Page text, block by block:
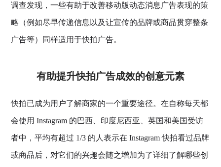
调查发现，一些有助于改善移动版动态消息广告表现的策
略（例如尽早传递信息以及让宣传的品牌或商品贯穿整条
广告等）同样适用于快拍广告。
有助提升快拍广告成效的创意元素
快拍已成为用户了解商家的一个重要途径。在自称每天都
会使用 Instagram 的巴西、印度尼西亚、英国和美国受访
者中，平均有超过 1/3 的人表示在 Instagram 快拍看过品牌
或商品后，对它们的兴趣会随之增加为了详细了解哪些创